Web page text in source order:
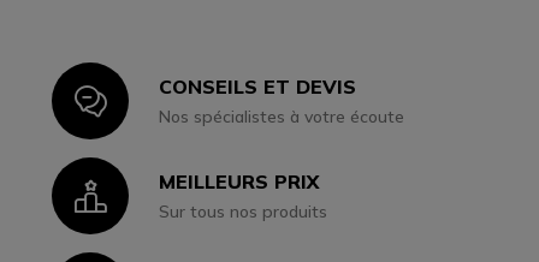
IconCONSEILS ET DEVIS
Nos spécialistes à votre écoute
IconMEILLEURS PRIX
Sur tous nos produits